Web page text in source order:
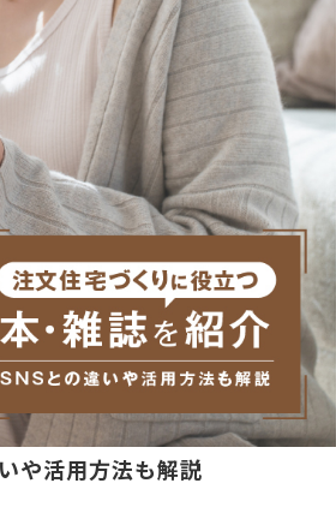
や活用方法も解説